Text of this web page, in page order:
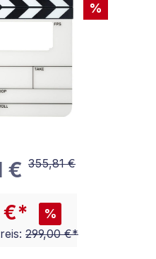
%
€ 355,81 €
€* %
299,00 €*